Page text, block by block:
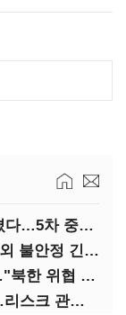
(긴급진단)"미 중동외교 정책 무너졌다…5차 중동전 가능성은 낮아"
윤 대통령 "국제분쟁 배제 못해…대외 불안정 긴밀대응"
한미일, 해양차단훈련·대해적훈련…"북한 위협 억제"
윤 대통령 "이·팔 사태로 물가부담…리스크 관리 만전 기해야"